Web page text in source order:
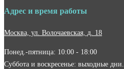
Адрес и время работы
Москва, ул. Волочаевская, д. 18
Понед.-пятница: 10:00 - 18:00
Суббота и воскресенье: выходные дни.